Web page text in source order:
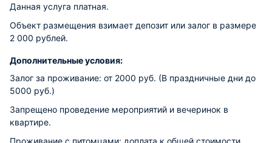
Данная услуга платная.
Объект размещения взимает депозит или залог в размере
2 000 рублей.
Дополнительные условия:
Залог за проживание: от 2000 руб. (В праздничные дни до
5000 руб.)
Запрещено проведение мероприятий и вечеринок в
квартире.
Проживание с питомцами: доплата к общей стоимости